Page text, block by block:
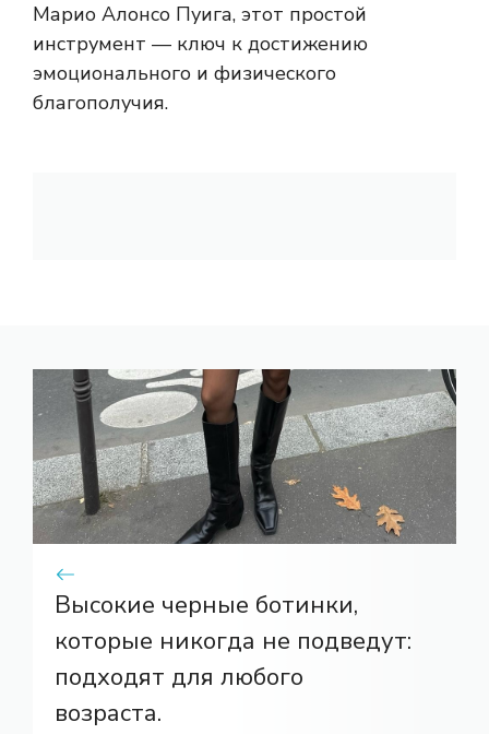
Марио Алонсо Пуига, этот простой
инструмент — ключ к достижению
эмоционального и физического
благополучия.
Высокие черные ботинки,
которые никогда не подведут:
подходят для любого
возраста.